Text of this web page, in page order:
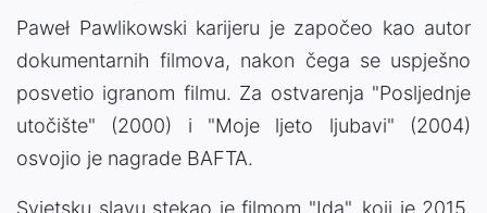
Paweł Pawlikowski karijeru je započeo kao autor
dokumentarnih filmova, nakon čega se uspješno
posvetio igranom filmu. Za ostvarenja "Posljednje
utočište" (2000) i "Moje ljeto ljubavi" (2004)
osvojio je nagrade BAFTA.
Svjetsku slavu stekao je filmom "Ida", koji je 2015.